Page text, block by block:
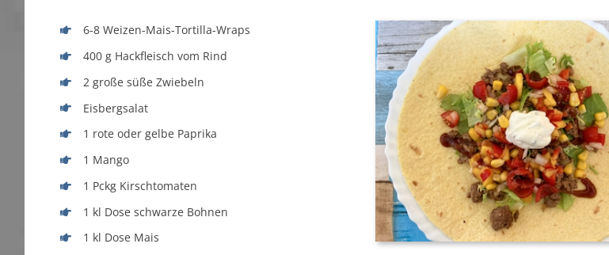
6-8 Weizen-Mais-Tortilla-Wraps
400 g Hackfleisch vom Rind
2 große süße Zwiebeln
Eisbergsalat
1 rote oder gelbe Paprika
1 Mango
1 Pckg Kirschtomaten
1 kl Dose schwarze Bohnen
1 kl Dose Mais